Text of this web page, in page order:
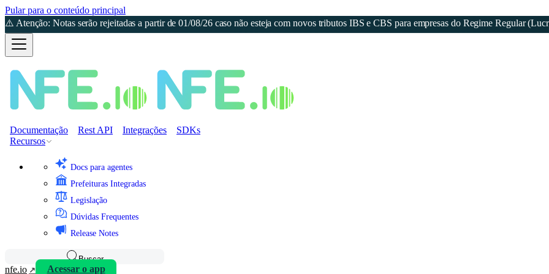
Pular para o conteúdo principal
⚠️ Atenção: Notas serão rejeitadas a partir de 01/08/26 caso não esteja com novos tributos IBS e CBS para empresas do Regime Regular
Documentação Rest API Integrações
SDKs
Recursos
Docs para agentes
Prefeituras Integradas
Legislação
Dúvidas Frequentes
Release Notes
Buscar
nfe.io Acessar o app